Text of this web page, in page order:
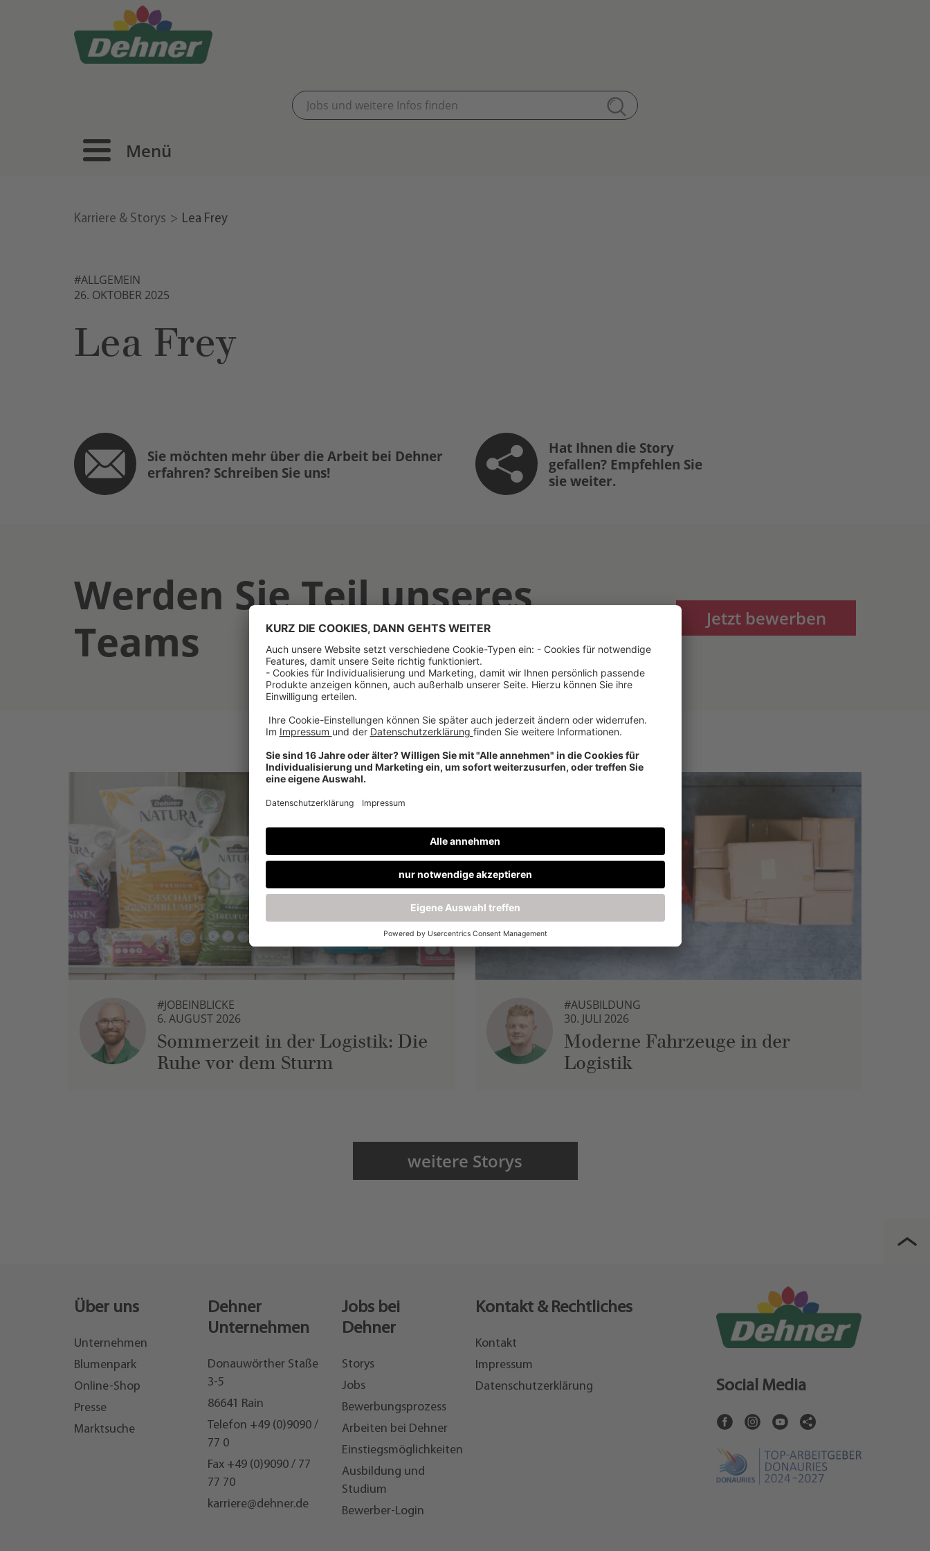
Menü
Karriere & Storys Lea Frey
#ALLGEMEIN
26. OKTOBER 2025
Lea Frey
Sie möchten mehr über die Arbeit bei Dehner
erfahren? Schreiben Sie uns!
Hat Ihnen die Story
gefallen? Empfehlen Sie
sie weiter.
Werden Sie Teil unseres
Teams
Jetzt bewerben
#JOBEINBLICKE
6. AUGUST 2026
Sommerzeit in der Logistik: Die
Ruhe vor dem Sturm
#AUSBILDUNG
30. JULI 2026
Moderne Fahrzeuge in der
Logistik
weitere Storys
Über uns
Unternehmen
Blumenpark
Online-Shop
Presse
Marktsuche
Dehner
Unternehmen
Donauwörther Staße
3-5
86641 Rain
Telefon +49 (0)9090 /
77 0
Fax +49 (0)9090 / 77
77 70
karriere@dehner.de
Jobs bei
Dehner
Storys
Jobs
Bewerbungsprozess
Arbeiten bei Dehner
Einstiegsmöglichkeiten
Ausbildung und
Studium
Bewerber-Login
Kontakt & Rechtliches
Kontakt
Impressum
Datenschutzerklärung
Social Media